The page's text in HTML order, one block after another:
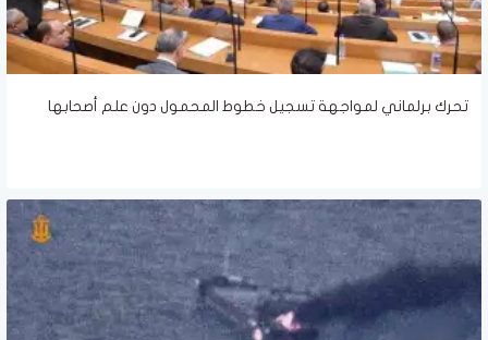
تحرك برلماني لمواجهة تسجيل خطوط المحمول دون علم أصحابها